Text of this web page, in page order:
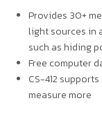
Provides 30+
light sources in
such as hiding
Free computer
CS-412
measure more